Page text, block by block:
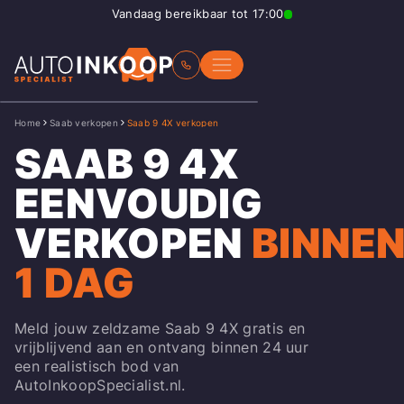
Vandaag bereikbaar tot 17:00
Home Saab verkopen Saab 9 4X verkopen
SAAB 9 4X
EENVOUDIG
VERKOPEN
1 DAG
Meld jouw zeldzame Saab 9 4X gratis en
vrijblijvend aan en ontvang binnen 24 uur
een realistisch bod van
AutoInkoopSpecialist.nl.